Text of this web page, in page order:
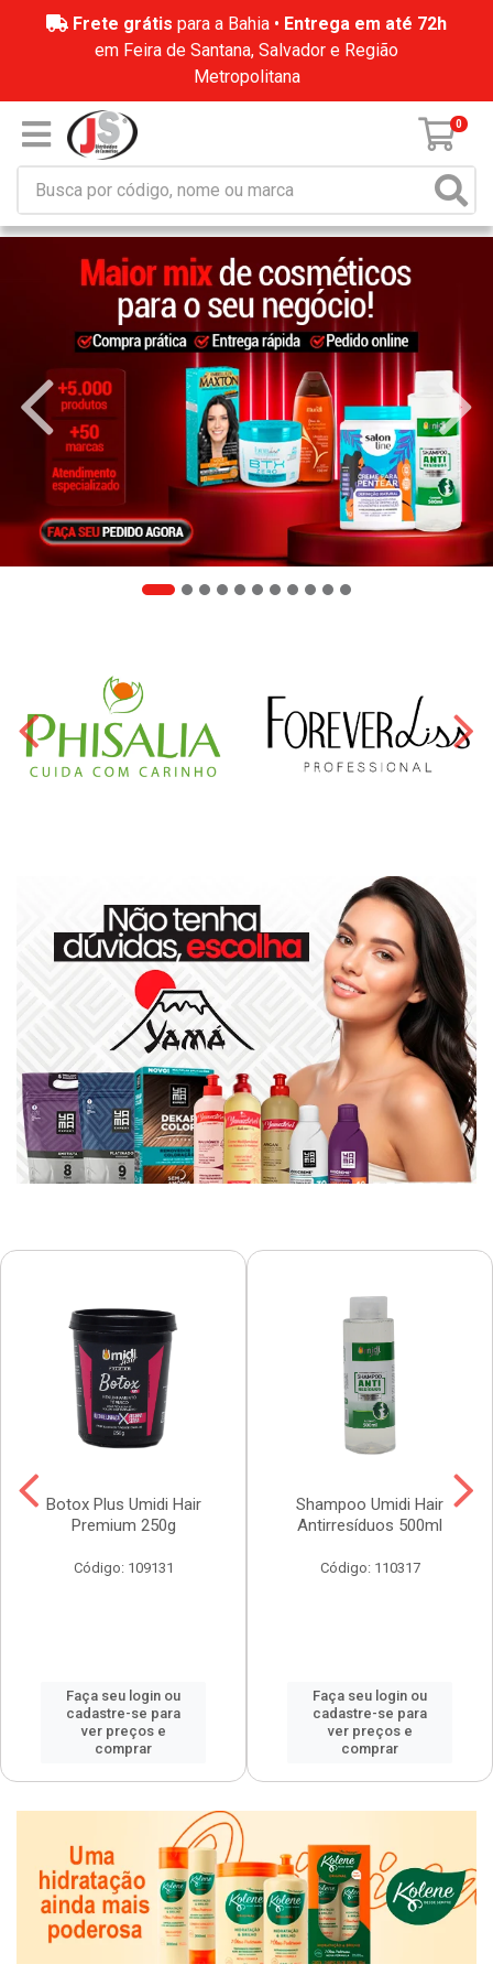
Frete grátis para a Bahia • Entrega em até 72h
em Feira de Santana, Salvador e Região
Metropolitana
0
Botox Plus Umidi Hair
Premium 250g
Código: 109131
Faça seu login ou
cadastre-se para
ver preços e
comprar
Shampoo Umidi Hair
Antirresíduos 500ml
Código: 110317
Faça seu login ou
cadastre-se para
ver preços e
comprar